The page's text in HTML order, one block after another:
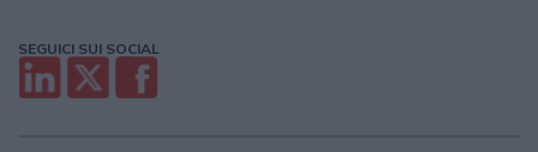
SEGUICI SUI SOCIAL